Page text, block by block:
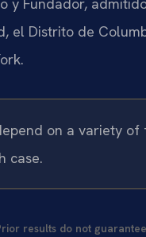
el Distrito de
on a variety of
case.
results do not